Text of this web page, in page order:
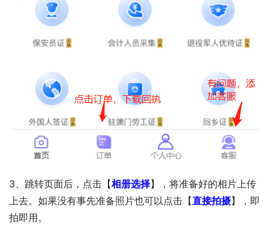
3、跳转页面后，点击【相册选择】，将准备好的相片上传
上去。如果没有事先准备照片也可以点击【直接拍摄】，即
拍即用。